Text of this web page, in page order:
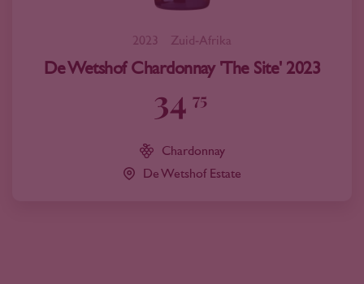
2023 Zuid-Afrika
De Wetshof Chardonnay 'The Site' 2023
34 75
Chardonnay
De Wetshof Estate